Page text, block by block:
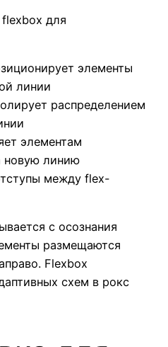
для
элементы
линии
распределением
элементам
новую линию
между flex-
с осознания
размещаются
Flexbox
схем в рокс